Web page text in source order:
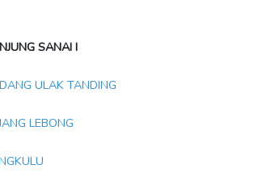
SANAI I
ULAK TANDING
LEBONG